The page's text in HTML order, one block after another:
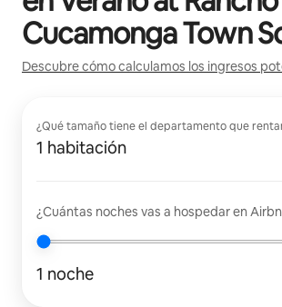
Cucamonga Town
Descubre cómo calculamos los ingresos
¿Qué tamaño tiene el departamento que
1 habitación
¿Cuántas noches vas a hospedar en
1 noche